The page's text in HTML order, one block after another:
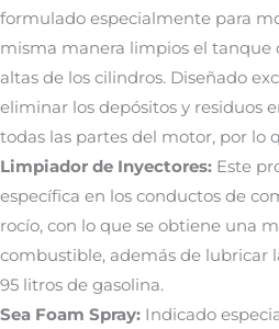
formulado especialmente para
misma manera limpios el tanque
altas de los cilindros. Diseñado
eliminar los depósitos y residuos
todas las partes del motor, por lo
Limpiador de Inyectores: Este
específica en los conductos de
rocío, con lo que se obtiene una
combustible, además de lubricar
95 litros de gasolina.
Sea Foam Spray: Indicado